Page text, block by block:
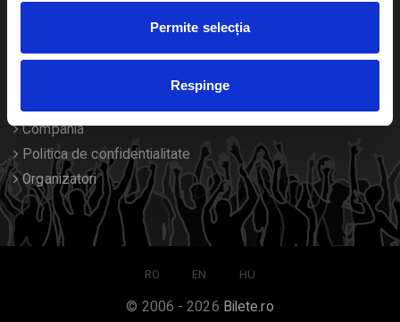
Permite selecția
Respinge
Despre noi
Contact
Compania
Politica de confidentialitate
Organizatori
RO EN HU
© 2006 - 2026 Bilete.ro